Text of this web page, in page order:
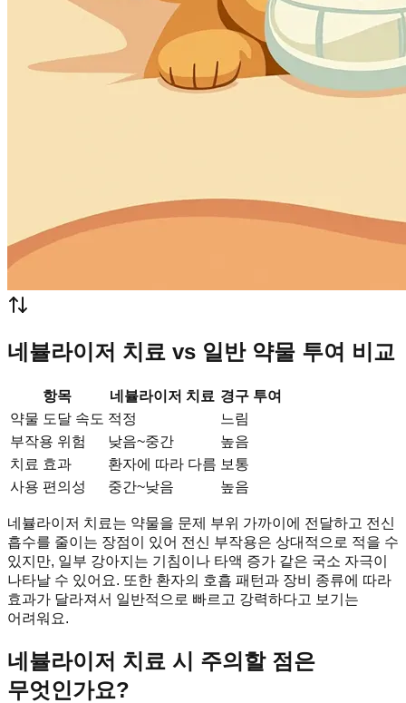
네뷸라이저 치료 vs 일반 약물 투여 비교
항목 네뷸라이저 치료 경구 투여
약물 도달 속도 적정
느림
부작용 위험
낮음~중간
높음
치료 효과
환자에 따라 다름 보통
사용 편의성
중간~낮음 높음
네뷸라이저 치료는 약물을 문제 부위 가까이에 전달하고 전신
흡수를 줄이는 장점이 있어 전신 부작용은 상대적으로 적을 수
있지만, 일부 강아지는 기침이나 타액 증가 같은 국소 자극이
나타날 수 있어요. 또한 환자의 호흡 패턴과 장비 종류에 따라
효과가 달라져서 일반적으로 빠르고 강력하다고 보기는
어려워요.
네뷸라이저 치료 시 주의할 점은
무엇인가요?